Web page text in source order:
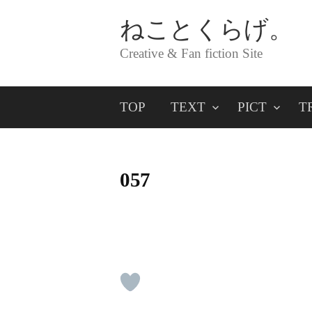
ン
ねことくらげ。
Creative & Fan fiction Site
TOP TEXT PICT
057